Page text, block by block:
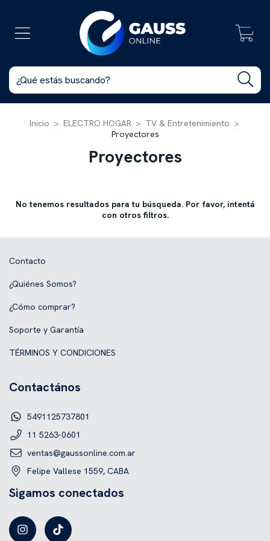
Inicio > ELECTRO HOGAR > TV & Entretenimiento >
Proyectores
Proyectores
No tenemos resultados para tu búsqueda. Por favor, intentá
con otros filtros.
Contacto
¿Quiénes Somos?
¿Cómo comprar?
Soporte y Garantía
TÉRMINOS Y CONDICIONES
Contactános
5491125737801
11 5263-0601
ventas@gaussonline.com.ar
Felipe Vallese 1559, CABA
Sigamos conectados